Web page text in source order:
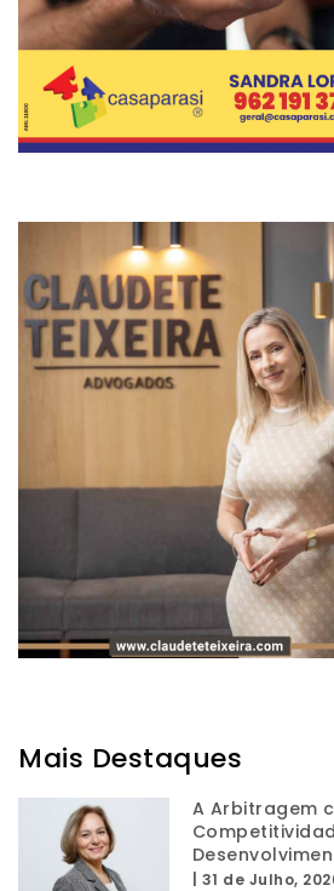
Mais Destaques
A Arbitragem
31 de Julho,